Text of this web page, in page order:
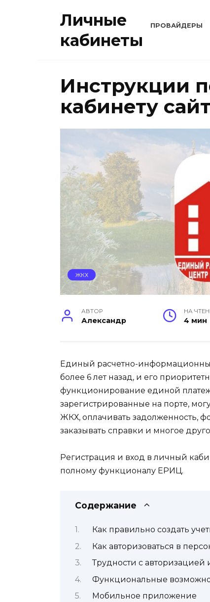
Личные
кабинеты
ПРОВАЙДЕРЫ
Инструкции
кабинету
ЖКХ
АВТОР
Александр
НА
4 мин
Единый расчетно-
более 6 лет назад, и его
функционирование единой
зарегистрированные на порте,
ЖКХ, оплачивать задолженность,
заказывать справки и многое
Регистрация и вход в личный
полному функционалу ЕРИЦ.
Содержание
Как правильно создать
Как авторизоваться в
Трудности с
Функциональные
Мобильное приложение